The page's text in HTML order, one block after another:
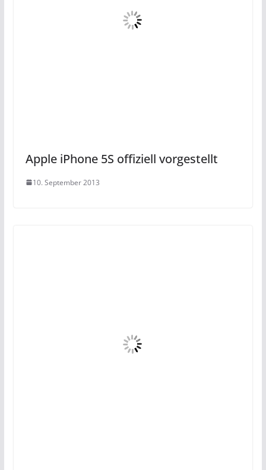
Apple iPhone 5S offiziell vorgestellt
10. September 2013